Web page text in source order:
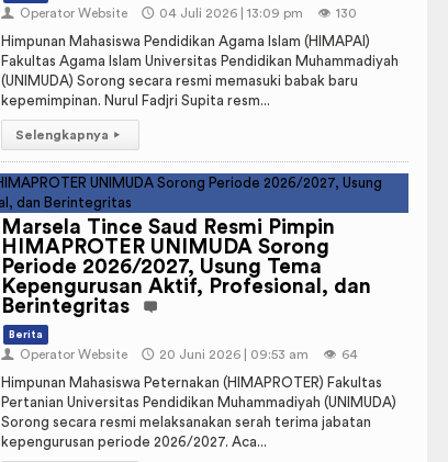
👤 Operator Website 🕔 04 Juli 2026 | 13:09 pm 👁️ 130
Himpunan Mahasiswa Pendidikan Agama Islam (HIMAPAI)
Fakultas Agama Islam Universitas Pendidikan Muhammadiyah
(UNIMUDA) Sorong secara resmi memasuki babak baru
kepemimpinan. Nurul Fadjri Supita resm...
Selengkapnya ▸
Marsela Tince Saud Resmi Pimpin
HIMAPROTER UNIMUDA Sorong
Periode 2026/2027, Usung Tema
Kepengurusan Aktif, Profesional, dan
Berintegritas
Berita
👤 Operator Website 🕔 20 Juni 2026 | 09:53 am 👁️ 64
Himpunan Mahasiswa Peternakan (HIMAPROTER) Fakultas
Pertanian Universitas Pendidikan Muhammadiyah (UNIMUDA)
Sorong secara resmi melaksanakan serah terima jabatan
kepengurusan periode 2026/2027. Aca...